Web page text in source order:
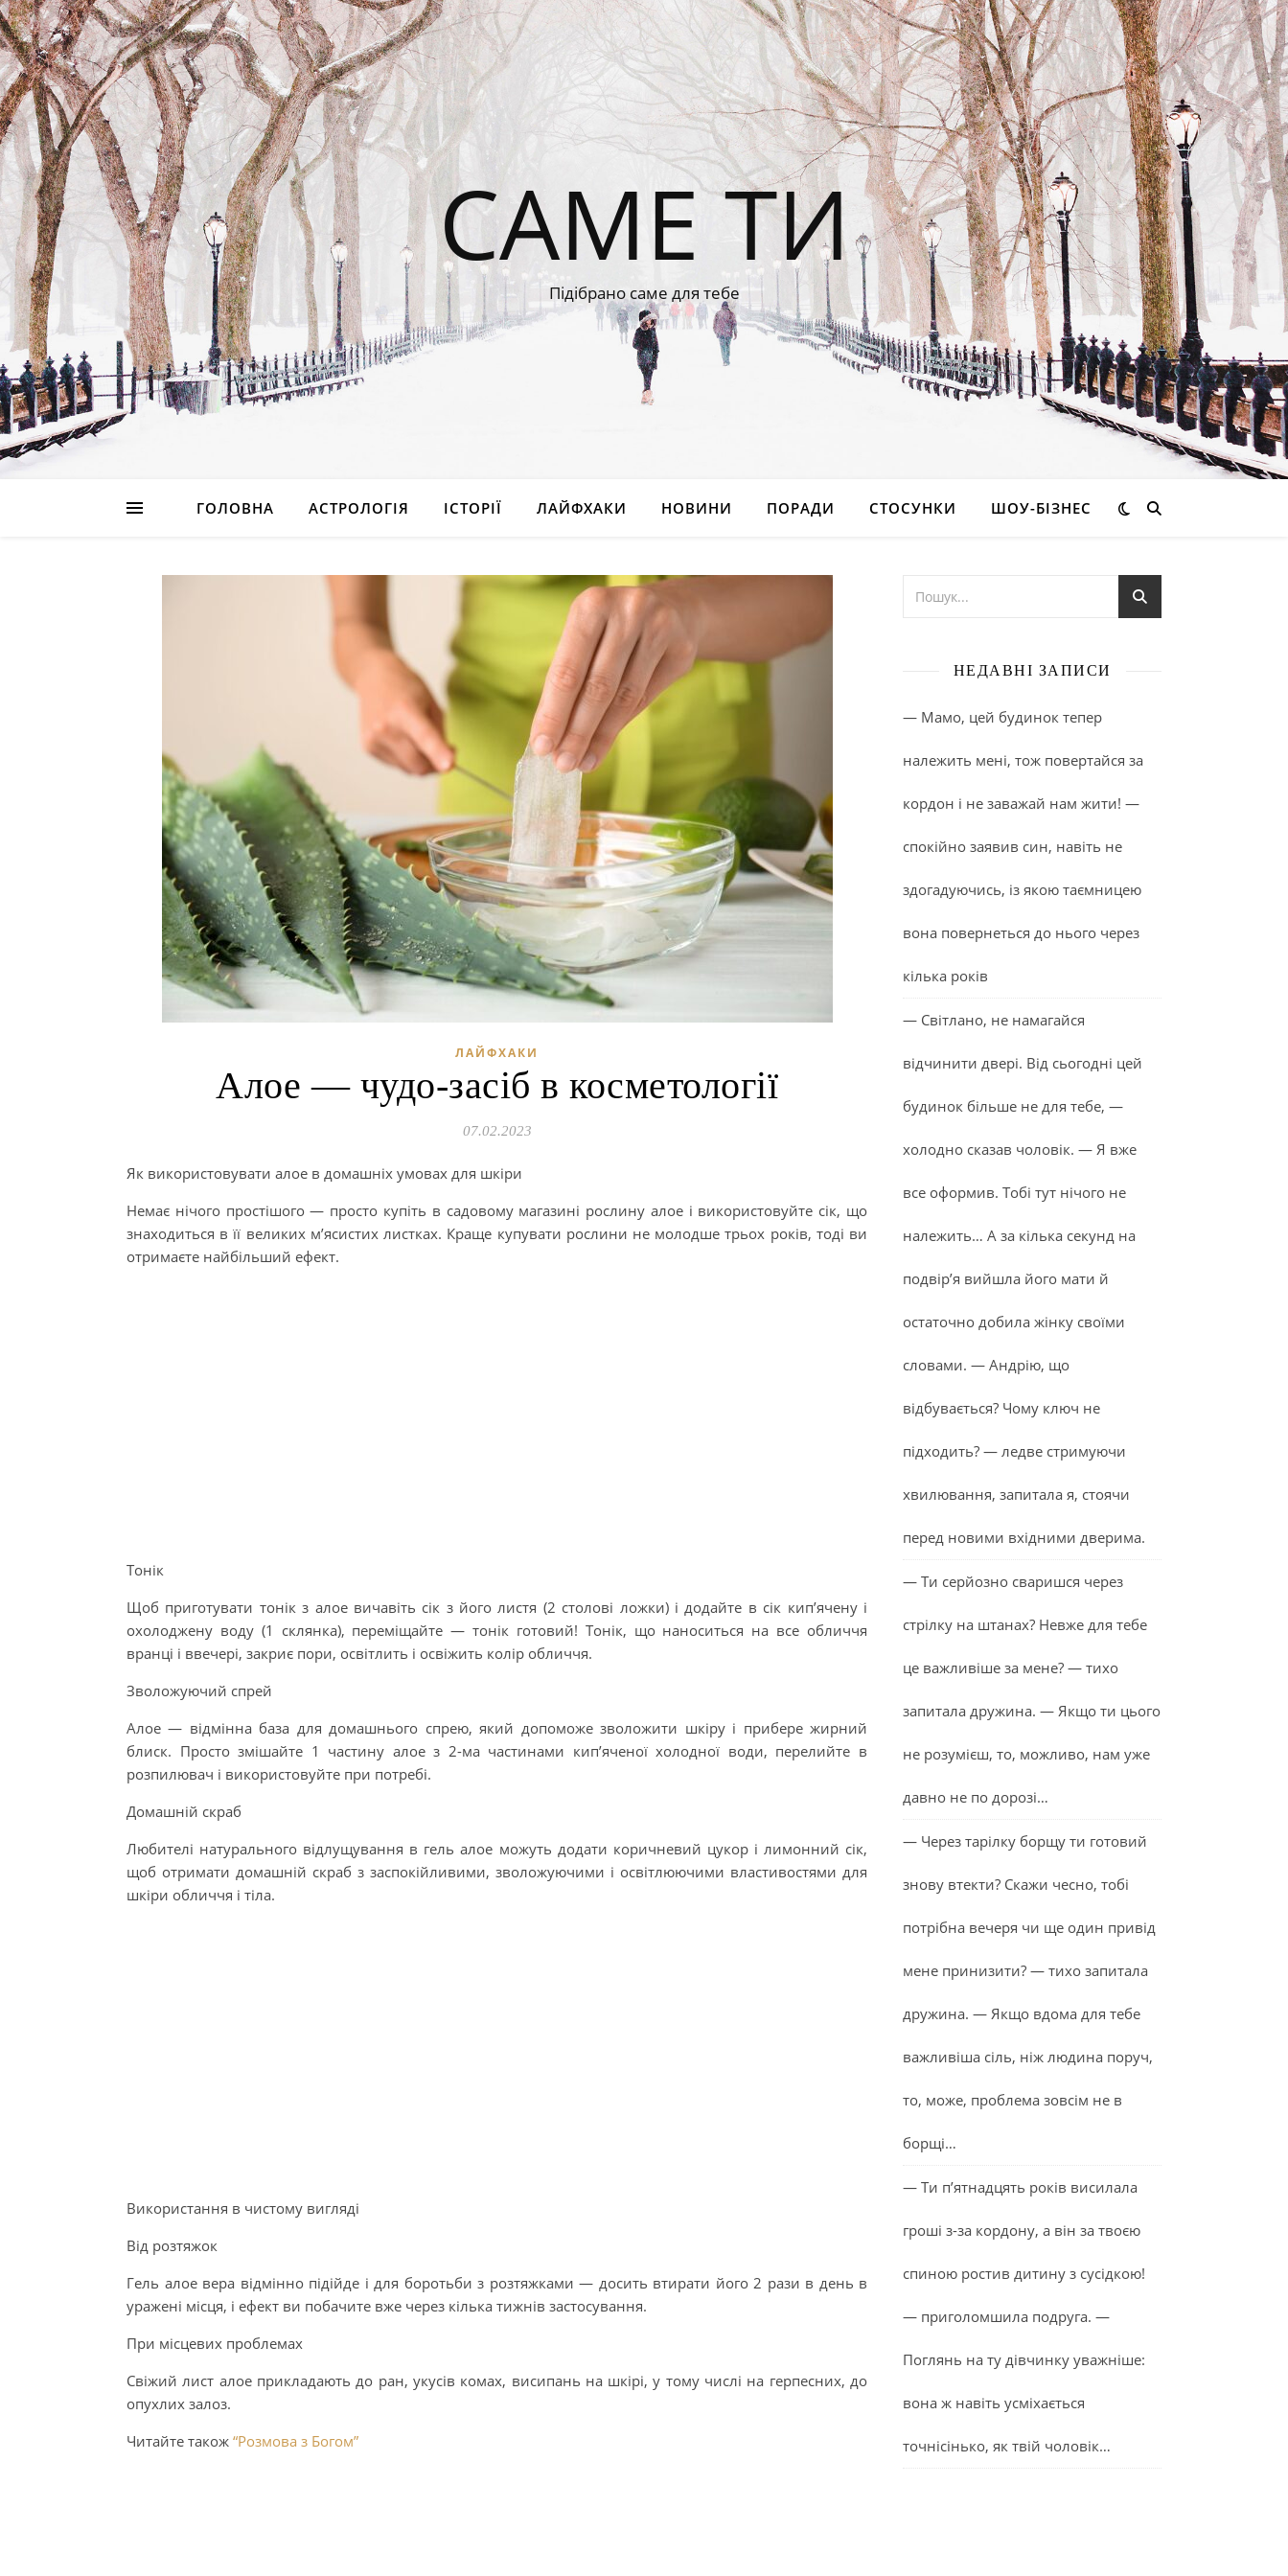
САМЕ ТИ
Підібрано саме для тебе
ГОЛОВНА АСТРОЛОГІЯ ІСТОРІЇ ЛАЙФХАКИ НОВИНИ ПОРАДИ СТОСУНКИ ШОУ-БІЗНЕС
ЛАЙФХАКИ
Алое — чудо-засіб в косметології
07.02.2023
Як використовувати алое в домашніх умовах для шкіри
Немає нічого простішого — просто купіть в садовому магазині рослину алое і використовуйте сік, що
знаходиться в її великих м’ясистих листках. Краще купувати рослини не молодше трьох років, тоді ви
отримаєте найбільший ефект.
Тонік
Щоб приготувати тонік з алое вичавіть сік з його листя (2 столові ложки) і додайте в сік кип’ячену і
охолоджену воду (1 склянка), переміщайте — тонік готовий! Тонік, що наноситься на все обличчя
вранці і ввечері, закриє пори, освітлить і освіжить колір обличчя.
Зволожуючий спрей
Алое — відмінна база для домашнього спрею, який допоможе зволожити шкіру і прибере жирний
блиск. Просто змішайте 1 частину алое з 2-ма частинами кип’яченої холодної води, перелийте в
розпилювач і використовуйте при потребі.
Домашній скраб
Любителі натурального відлущування в гель алое можуть додати коричневий цукор і лимонний сік,
щоб отримати домашній скраб з заспокійливими, зволожуючими і освітлюючими властивостями для
шкіри обличчя і тіла.
Використання в чистому вигляді
Від розтяжок
Гель алое вера відмінно підійде і для боротьби з розтяжками — досить втирати його 2 рази в день в
уражені місця, і ефект ви побачите вже через кілька тижнів застосування.
При місцевих проблемах
Свіжий лист алое прикладають до ран, укусів комах, висипань на шкірі, у тому числі на герпесних, до
опухлих залоз.
Читайте також “Розмова з Богом”
НЕДАВНІ ЗАПИСИ
— Мамо, цей будинок тепер
належить мені, тож повертайся за
кордон і не заважай нам жити! —
спокійно заявив син, навіть не
здогадуючись, із якою таємницею
вона повернеться до нього через
кілька років
— Світлано, не намагайся
відчинити двері. Від сьогодні цей
будинок більше не для тебе, —
холодно сказав чоловік. — Я вже
все оформив. Тобі тут нічого не
належить… А за кілька секунд на
подвір’я вийшла його мати й
остаточно добила жінку своїми
словами. — Андрію, що
відбувається? Чому ключ не
підходить? — ледве стримуючи
хвилювання, запитала я, стоячи
перед новими вхідними дверима.
— Ти серйозно сваришся через
стрілку на штанах? Невже для тебе
це важливіше за мене? — тихо
запитала дружина. — Якщо ти цього
не розумієш, то, можливо, нам уже
давно не по дорозі…
— Через тарілку борщу ти готовий
знову втекти? Скажи чесно, тобі
потрібна вечеря чи ще один привід
мене принизити? — тихо запитала
дружина. — Якщо вдома для тебе
важливіша сіль, ніж людина поруч,
то, може, проблема зовсім не в
борщі…
— Ти п’ятнадцять років висилала
гроші з-за кордону, а він за твоєю
спиною ростив дитину з сусідкою!
— приголомшила подруга. —
Поглянь на ту дівчинку уважніше:
вона ж навіть усміхається
точнісінько, як твій чоловік…